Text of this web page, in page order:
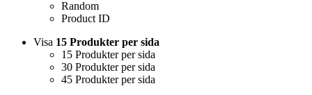
Random
Product ID
Visa 15 Produkter per sida
15 Produkter per sida
30 Produkter per sida
45 Produkter per sida